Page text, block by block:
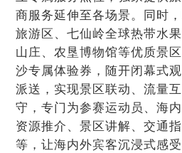
商服务延伸至各场景。同时
旅游区、七仙岭全球热带水
山庄、农垦博物馆等优质景
沙专属体验券，随开闭幕式
派送，实现景区联动、流量
守，专门为参赛运动员、海
资源推介、景区讲解、交通
等，让海内外宾客沉浸式感